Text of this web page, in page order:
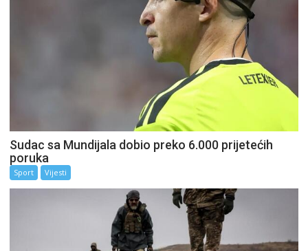
Sudac sa Mundijala dobio preko 6.000 prijetećih
poruka
Sport Vijesti